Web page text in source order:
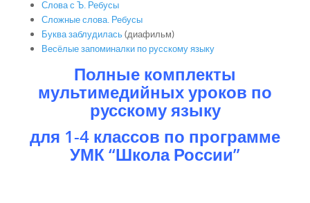
Слова с Ъ. Ребусы
Сложные слова. Ребусы
Буква заблудилась(диафильм)
Весёлые запоминалки по русскому языку
Полные комплекты
мультимедийных уроков по
русскому языку
для 1-4 классов по программе
УМК “Школа России”